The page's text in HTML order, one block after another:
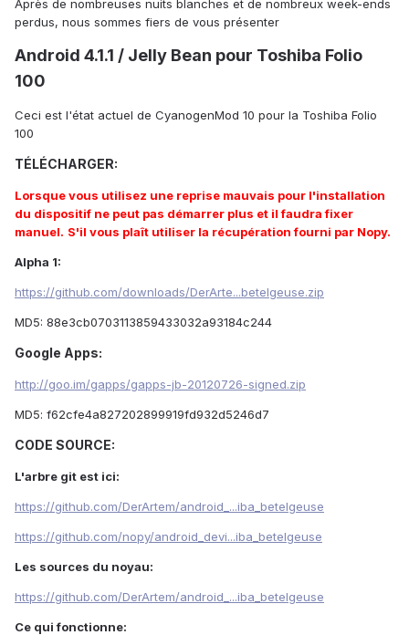
Après de nombreuses nuits blanches et de nombreux week-ends
perdus, nous sommes fiers de vous présenter
Android 4.1.1 / Jelly Bean pour Toshiba Folio
100
Ceci est l'état actuel de CyanogenMod 10 pour la Toshiba Folio
100
TÉLÉCHARGER:
Lorsque vous utilisez une reprise mauvais pour l'installation
du dispositif ne peut pas démarrer plus et il faudra fixer
manuel. S'il vous plaît utiliser la récupération fourni par Nopy.
Alpha 1:
https://github.com/downloads/DerArte...betelgeuse.zip
MD5: 88e3cb0703113859433032a93184c244
Google Apps:
http://goo.im/gapps/gapps-jb-20120726-signed.zip
MD5: f62cfe4a827202899919fd932d5246d7
CODE SOURCE:
L'arbre git est ici:
https://github.com/DerArtem/android_...iba_betelgeuse
https://github.com/nopy/android_devi...iba_betelgeuse
Les sources du noyau:
https://github.com/DerArtem/android_...iba_betelgeuse
Ce qui fonctionne: